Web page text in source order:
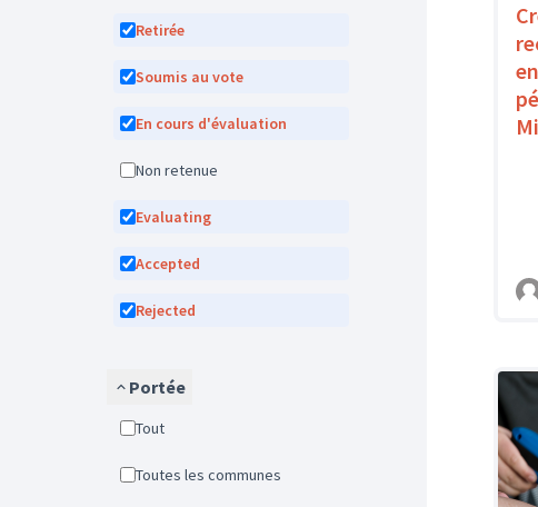
Retirée
Soumis au vote
En cours d'évaluation
Non retenue
Evaluating
Accepted
Rejected
Portée
Tout
Toutes les communes